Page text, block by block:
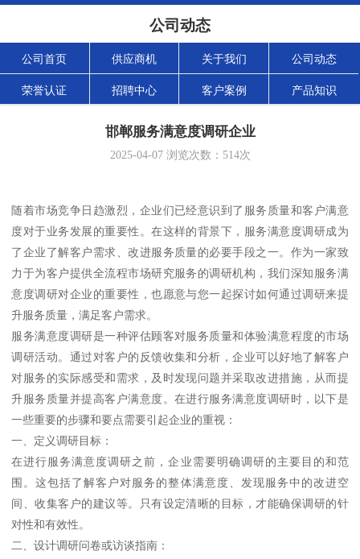
公司动态
公司首页 供应商机 关于我们 公司动态
荣誉认证 招聘中心 客户案例 产品知识
邯郸服务满意度调研企业
2025-04-07浏览次数： 514次
随着市场竞争日趋激烈，企业们已经意识到了服务质量和客户满意
度对于业务发展的重要性。在这样的背景下，服务满意度调研成为
了企业了解客户需求、改进服务质量的必要手段之一。作为一家致
力于为客户提供全流程市场研究服务的调研机构，我们深知服务满
意度调研对企业的重要性，也愿意与您一起探讨如何通过调研来提
升服务质量，满足客户需求。
服务满意度调研是一种评估顾客对服务质量和体验满意程度的市场
调研活动。通过对客户的反馈收集和分析，企业可以好地了解客户
对服务的实际感受和需求，及时发现问题并采取改进措施，从而提
升服务质量并提高客户满意度。在进行服务满意度调研时，以下是
一些重要的步骤和要点需要引起企业的重视：
一、定义调研目标：
在进行服务满意度调研之前，企业需要明确调研的主要目的和范
围。这包括了解客户对服务的整体满意度、发现服务中的改进空
间、收集客户的建议等。只有设定清晰的目标，才能确保调研的针
对性和有效性。
二、设计调研问卷或访谈指南：